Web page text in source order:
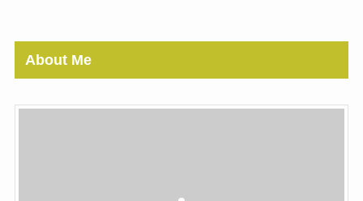
About Me